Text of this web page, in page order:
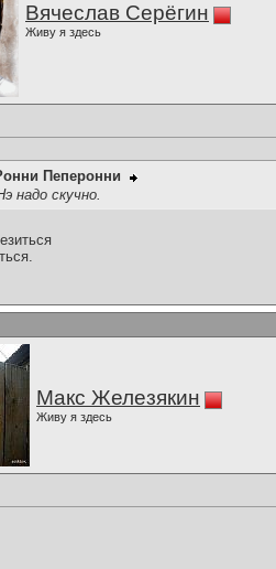
Вячеслав Серёгин
Живу я здесь
Пеперонни
надо скучно.
Макс Железякин
Живу я здесь